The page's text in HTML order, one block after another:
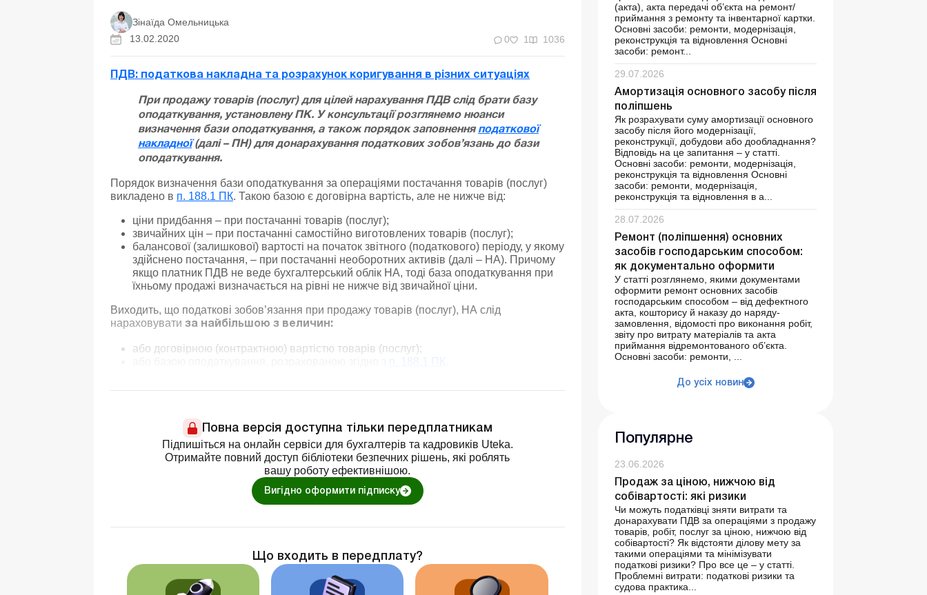
Зінаїда Омельницька
13.02.2020
0 1 1036
ПДВ: податкова накладна та розрахунок коригування в різних ситуаціях
При продажу товарів (послуг) для цілей нарахування ПДВ слід брати базу
оподаткування, установлену ПК. У консультації розглянемо нюанси
визначення бази оподаткування, а також порядок заповнення податкової
накладної(далі – ПН) для донарахування податкових зобов’язань до бази
оподаткування.
Порядок визначення бази оподаткування за операціями постачання товарів (послуг)
викладено в п. 188.1 ПК. Такою базою є договірна вартість, але не нижче від:
ціни придбання – при постачанні товарів (послуг);
звичайних цін – при постачанні самостійно виготовлених товарів (послуг);
балансової (залишкової) вартості на початок звітного (податкового) періоду, у якому
здійснено постачання, – при постачанні необоротних активів (далі – НА). Причому
якщо платник ПДВ не веде бухгалтерський облік НА, тоді база оподаткування при
їхньому продажі визначається на рівні не нижче від звичайної ціни.
Виходить, що податкові зобов’язання при продажу товарів (послуг), НА слід
нараховувати за найбільшою з величин:
або договірною (контрактною) вартістю товарів (послуг);
п. 188.1 ПК
Повна версія доступна тільки передплатникам
Підпишіться на онлайн сервіси для бухгалтерів та кадровиків Uteka.
Отримайте повний доступ бібліотеки безпечних рішень, які роблять
вашу роботу ефективнішою.
Вигідно оформити підписку
Що входить в передплату?
(акта), акта передачі об’єкта на ремонт/
приймання з ремонту та інвентарної картки.
Основні засоби: ремонти, модернізація,
реконструкція та відновлення Основні
засоби: ремонт...
29.07.2026
Амортизація основного засобу після
поліпшень
Як розрахувати суму амортизації основного
засобу після його модернізації,
реконструкції, добудови або дообладнання?
Відповідь на це запитання – у статті.
Основні засоби: ремонти, модернізація,
реконструкція та відновлення Основні
засоби: ремонти, модернізація,
реконструкція та відновлення в а...
28.07.2026
Ремонт (поліпшення) основних
засобів господарським способом:
як документально оформити
У статті розглянемо, якими документами
оформити ремонт основних засобів
господарським способом – від дефектного
акта, кошторису й наказу до наряду-
замовлення, відомості про виконання робіт,
звіту про витрату матеріалів та акта
приймання відремонтованого об’єкта.
Основні засоби: ремонти, ...
До усіх новин
Популярне
23.06.2026
Продаж за ціною, нижчою від
собівартості: які ризики
Чи можуть податківці зняти витрати та
донарахувати ПДВ за операціями з продажу
товарів, робіт, послуг за ціною, нижчою від
собівартості? Як відстояти ділову мету за
такими операціями та мінімізувати
податкові ризики? Про все це – у статті.
Проблемні витрати: податкові ризики та
судова практика...